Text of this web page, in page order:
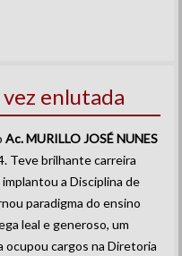
enlutada
Ac. MURILLO JOSÉ NUNES
Teve brilhante carreira
a Disciplina de
paradigma do ensino
leal e generoso, um
ocupou cargos na Diretoria